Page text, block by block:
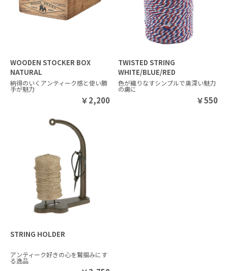
WOODEN STOCKER BOX
NATURAL
納得のいくアンティーク感と使い勝
手が魅力
￥2,200
TWISTED STRING
WHITE/BLUE/RED
色が織りなすシンプルで奥深い魅力
の虜に
￥550
STRING HOLDER
アンティーク好きの心を鷲掴みにす
る逸品